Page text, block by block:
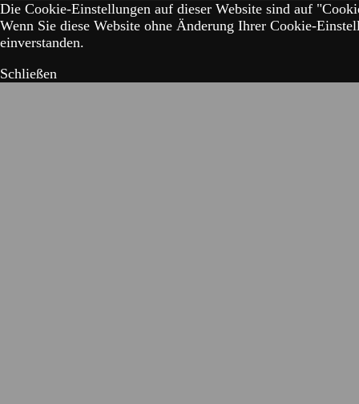
Die Cookie-Einstellungen auf dieser Website sind auf
Wenn Sie diese Website ohne Änderung Ihrer Cookie-
einverstanden.
Schließen